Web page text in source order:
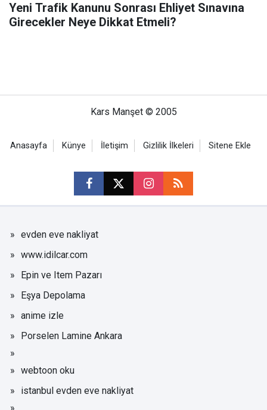
Yeni Trafik Kanunu Sonrası Ehliyet Sınavına
Girecekler Neye Dikkat Etmeli?
Kars Manşet © 2005
Anasayfa Künye İletişim Gizlilik İlkeleri Sitene Ekle
evden eve nakliyat
www.idilcar.com
Epin ve Item Pazarı
Eşya Depolama
anime izle
Porselen Lamine Ankara
webtoon oku
istanbul evden eve nakliyat